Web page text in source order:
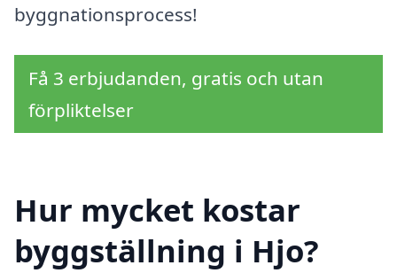
byggnationsprocess!
Få 3 erbjudanden, gratis och utan
förpliktelser
Hur mycket kostar
byggställning i Hjo?